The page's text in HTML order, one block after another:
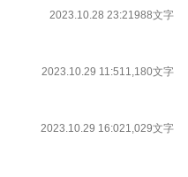
2023.10.28 23:21988文字
2023.10.29 11:511,180文字
2023.10.29 16:021,029文字